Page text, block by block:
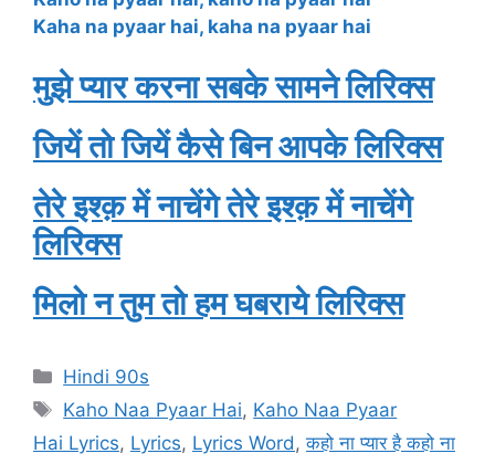
Kaha na pyaar hai, kaha na pyaar hai
मुझे प्यार करना सबके सामने लिरिक्स
जियें तो जियें कैसे बिन आपके लिरिक्स
तेरे इश्क़ में नाचेंगे तेरे इश्क़ में नाचेंगे
लिरिक्स
मिलो न तुम तो हम घबराये लिरिक्स
Categories
Hindi 90s
Tags
Kaho Naa Pyaar Hai, Kaho Naa Pyaar
Hai Lyrics, Lyrics, Lyrics Word,कहो ना प्यार है कहो ना